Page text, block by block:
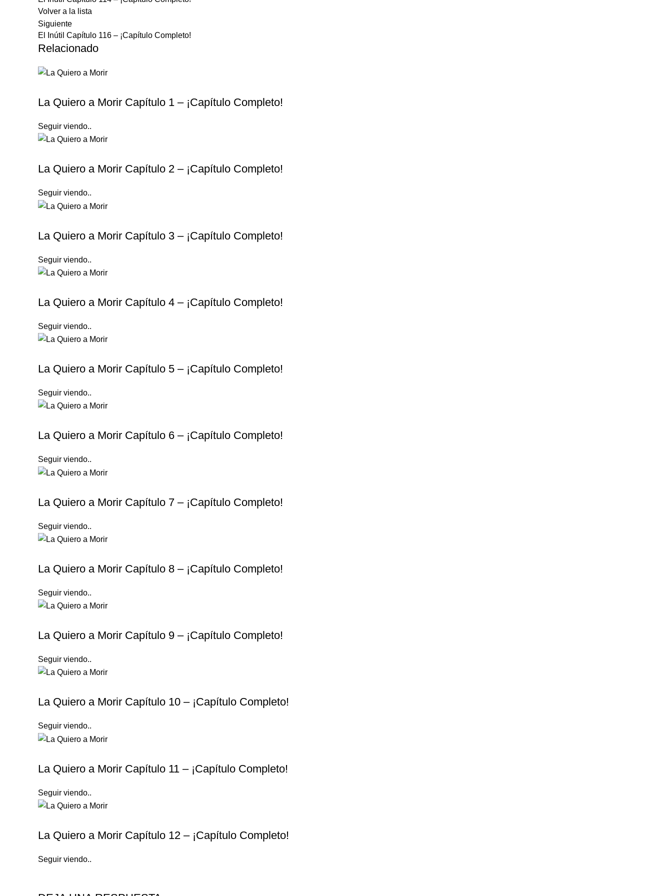
Volver a la lista
Siguiente
El Inútil Capítulo 116 – ¡Capítulo Completo!
Relacionado
La Quiero a Morir Capítulo 1 – ¡Capítulo Completo!
Seguir viendo..
La Quiero a Morir Capítulo 2 – ¡Capítulo Completo!
Seguir viendo..
La Quiero a Morir Capítulo 3 – ¡Capítulo Completo!
Seguir viendo..
La Quiero a Morir Capítulo 4 – ¡Capítulo Completo!
Seguir viendo..
La Quiero a Morir Capítulo 5 – ¡Capítulo Completo!
Seguir viendo..
La Quiero a Morir Capítulo 6 – ¡Capítulo Completo!
Seguir viendo..
La Quiero a Morir Capítulo 7 – ¡Capítulo Completo!
Seguir viendo..
La Quiero a Morir Capítulo 8 – ¡Capítulo Completo!
Seguir viendo..
La Quiero a Morir Capítulo 9 – ¡Capítulo Completo!
Seguir viendo..
La Quiero a Morir Capítulo 10 – ¡Capítulo Completo!
Seguir viendo..
La Quiero a Morir Capítulo 11 – ¡Capítulo Completo!
Seguir viendo..
La Quiero a Morir Capítulo 12 – ¡Capítulo Completo!
Seguir viendo..